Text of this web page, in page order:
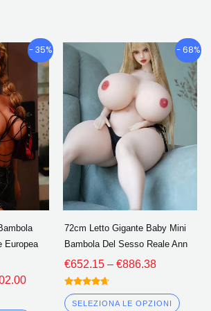
- 35%
Europea
Fascia
di
€1,211.56
Attraverso
€1,802.00
Questo
prodotto
ha
più
varianti.
Le
opzioni
possono
essere
pagina
prodotto
- 68%
72cm Letto Gigante Baby Mini
Bambola Del Sesso Reale Ann
€652.15 – €886.38
Fascia
di
prezzo:
€652.15
Attraverso
€886.38
Valutato
4.50SELEZIONA LE OPZIONI
ha
più
Le